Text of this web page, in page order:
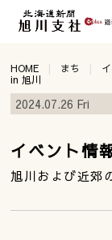
HOME まち
in 旭川
2024.07.26 Fri
イベント情
旭川および近郊